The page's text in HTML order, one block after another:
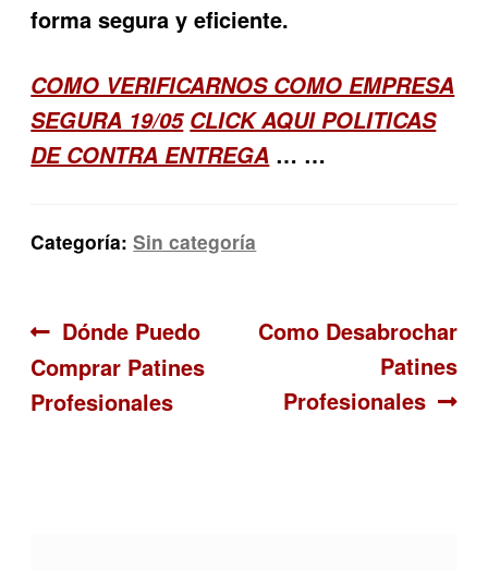
forma segura y eficiente.
COMO VERIFICARNOS COMO EMPRESA
SEGURA 19/05 CLICK AQUI POLITICAS
DE CONTRA ENTREGA … …
Categoría:Sin categoría
Navegación
de
Anterior:
Dónde Puedo
Comprar Patines
Profesionales
Siguiente:
Como Desabrochar
Patines
Profesionales